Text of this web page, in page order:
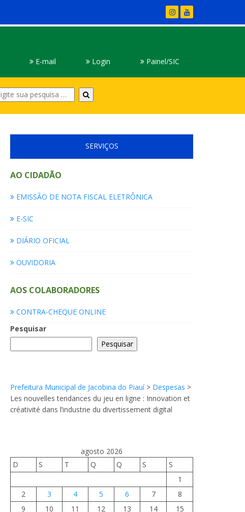
E-mail Login Painel/SIC
Digite
sua
pesquisa
SERVIÇOS
AO CIDADÃO
EMISSÃO DE NOTA FISCAL ELETRÔNICA
E-SIC
DIÁRIO OFICIAL
OUVIDORIA
AOS COLABORADORES
CONTRA-CHEQUE ONLINE
Pesquisar
Pesquisar
Prefeitura Municipal de Jacobina do Piauí> Despesas >
Les nouvelles tendances du jeu en ligne : Innovation et
créativité dans l’industrie du divertissement digital
agosto 2026
D
S T Q Q S
S
1
2
3 4 5 6 7
8
9
10 11 12 13 14
15